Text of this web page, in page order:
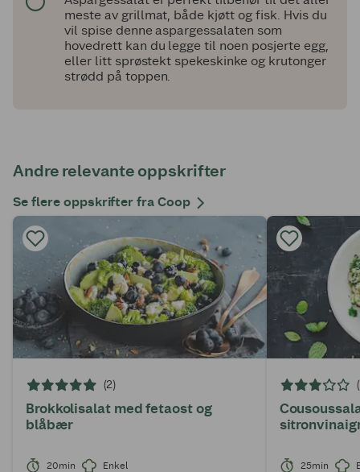
meste av grillmat, både kjøtt og fisk. Hvis du
vil spise denne aspargessalaten som
hovedrett kan du legge til noen posjerte egg,
eller litt sprøstekt spekeskinke og krutonger
strødd på toppen.
Andre relevante oppskrifter
Se flere oppskrifter fra Coop
(2)
Brokkolisalat med fetaost og
blåbær
20min Enkel 25min